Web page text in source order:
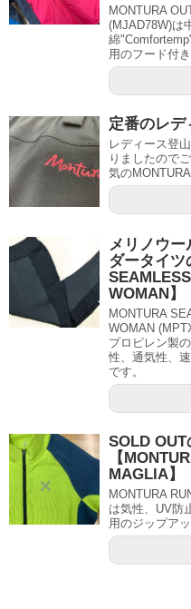
MONTURA
(MJAD78W)は
綿
用のフード付
定番のレデ
レディース登
りましたので
気の
メリノウ
ダータイツ
WOMAN】
MONTURA
WOMAN
プロピレン製
性、通気性、
です。
SOLD
【
MAGLIA】
MONTURA
は気性、UV防
用のジップア